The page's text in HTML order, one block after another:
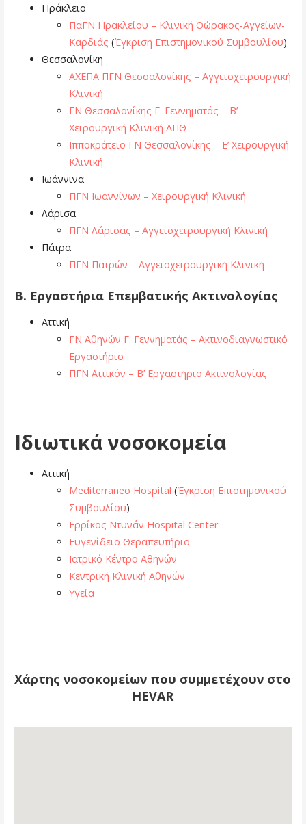
Ηράκλειο
ΠαΓΝ Ηρακλείου – Κλινική Θώρακος-Αγγείων-
Καρδιάς (Έγκριση Επιστημονικού Συμβουλίου)
Θεσσαλονίκη
ΑΧΕΠΑ ΠΓΝ Θεσσαλονίκης – Αγγειοχειρουργική
Κλινική
ΓΝ Θεσσαλονίκης Γ. Γεννηματάς – Β’
Χειρουργική Κλινική ΑΠΘ
Ιπποκράτειο ΓΝ Θεσσαλονίκης – Ε’ Χειρουργική
Κλινική
Ιωάννινα
ΠΓΝ Ιωαννίνων – Χειρουργική Κλινική
Λάρισα
ΠΓΝ Λάρισας – Αγγειοχειρουργική Κλινική
Πάτρα
ΠΓΝ Πατρών – Αγγειοχειρουργική Κλινική
Β. Εργαστήρια Επεμβατικής Ακτινολογίας
Αττική
ΓΝ Αθηνών Γ. Γεννηματάς – Ακτινοδιαγνωστικό
Εργαστήριο
ΠΓΝ Αττικόν – Β’ Εργαστήριο Ακτινολογίας
Ιδιωτικά νοσοκομεία
Αττική
Mediterraneo Hospital (Έγκριση Επιστημονικού
Συμβουλίου)
Ερρίκος Ντυνάν Hospital Center
Ευγενίδειο Θεραπευτήριο
Ιατρικό Κέντρο Αθηνών
Κεντρική Κλινική Αθηνών
Υγεία
Χάρτης νοσοκομείων που συμμετέχουν στο
HEVAR